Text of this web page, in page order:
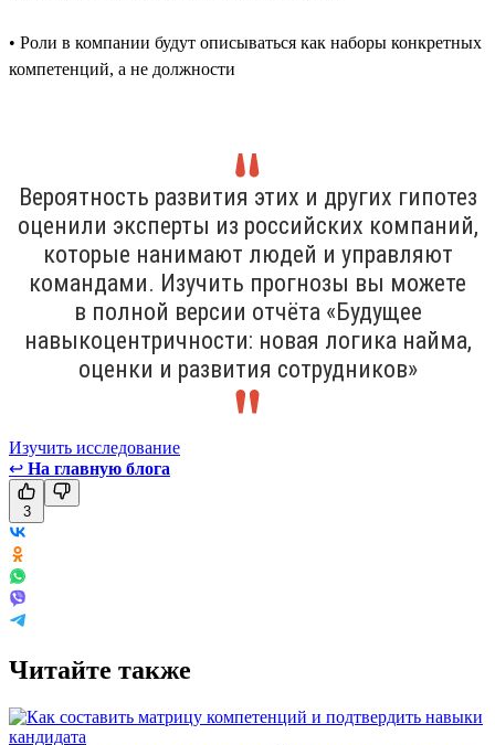
• Роли в компании будут описываться как наборы конкретных
компетенций, а не должности
Вероятность развития этих и других гипотез
оценили эксперты из российских компаний,
которые нанимают людей и управляют
командами. Изучить прогнозы вы можете
в полной версии отчёта «Будущее
навыкоцентричности: новая логика найма,
оценки и развития сотрудников»
Изучить исследование
↩ На главную блога
3
Читайте также